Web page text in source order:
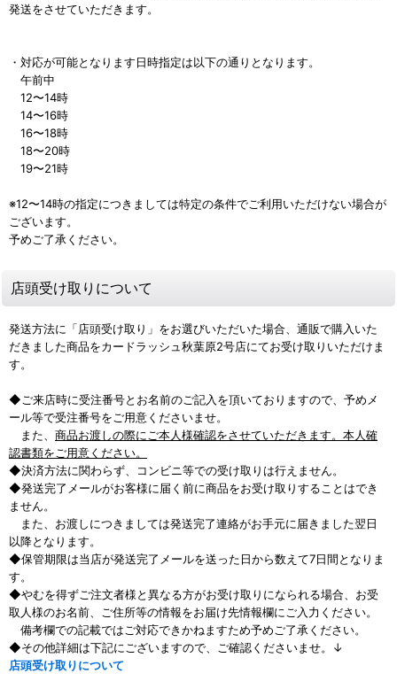
発送をさせていただきます。
・対応が可能となります日時指定は以下の通りとなります。
午前中
12〜14時
14〜16時
16〜18時
18〜20時
19〜21時
※12〜14時の指定につきましては特定の条件でご利用いただけない場合が
ございます。
予めご了承ください。
店頭受け取りについて
発送方法に「店頭受け取り」をお選びいただいた場合、通販で購入いた
だきました商品をカードラッシュ秋葉原2号店にてお受け取りいただけま
す。
◆ご来店時に受注番号とお名前のご記入を頂いておりますので、予めメ
ール等で受注番号をご用意くださいませ。
また、 商品お渡しの際にご本人様確認をさせていただきます。本人確
認書類をご用意ください。
◆決済方法に関わらず、コンビニ等での受け取りは行えません。
◆発送完了メールがお客様に届く前に商品をお受け取りすることはでき
ません。
また、お渡しにつきましては発送完了連絡がお手元に届きました翌日
以降となります。
◆保管期限は当店が発送完了メールを送った日から数えて7日間となりま
す。
◆やむを得ずご注文者様と異なる方がお受け取りになられる場合、お受
取人様のお名前、ご住所等の情報をお届け先情報欄にご入力ください。
備考欄での記載ではご対応できかねますため予めご了承ください。
◆その他詳細は下記にございますので、ご確認くださいませ。↓
店頭受け取りについて